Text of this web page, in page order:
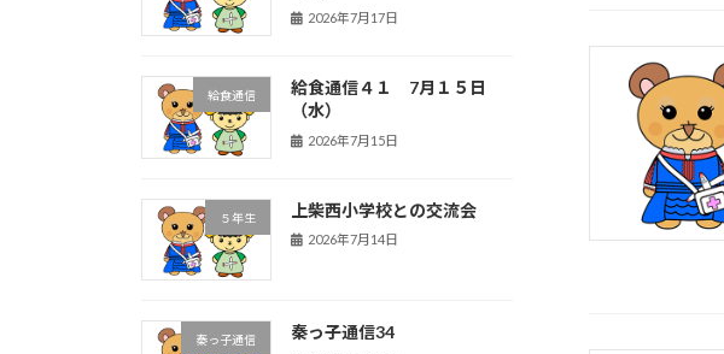
2026年7月17日
給食通信
給食通信４１ 7月１５日
（水）
2026年7月15日
５年生 上柴西小学校との交流会
2026年7月14日
秦っ子通信 秦っ子通信34